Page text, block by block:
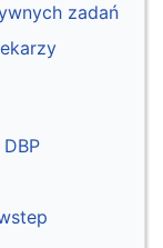
zadań